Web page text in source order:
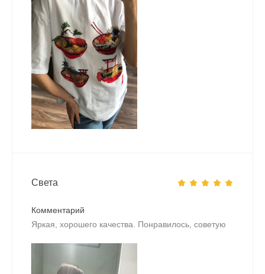
Света
Комментарий
Яркая, хорошего качества. Понравилось, советую